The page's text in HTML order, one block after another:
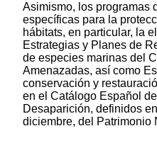
Asimismo, los programas
específicas para la
hábitats, en particular, la
Estrategias y Planes de
de especies marinas del
Amenazadas, así como
conservación y
en el Catálogo Español
Desaparición, definidos
diciembre, del Patrimonio